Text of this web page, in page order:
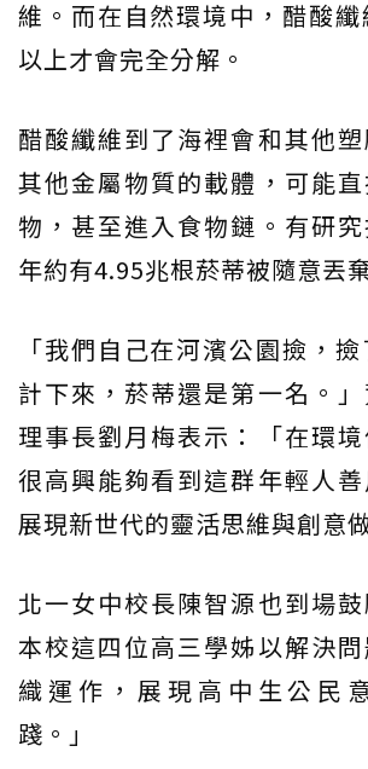
維。而在自然環境中，醋酸
以上才會完全分解。
醋酸纖維到了海裡會和其他
其他金屬物質的載體，可能
物，甚至進入食物鏈。有研
年約有4.95兆根菸蒂被隨意丟
「我們自己在河濱公園撿，
計下來，菸蒂還是第一名。
理事長劉月梅表示：「在環境
很高興能夠看到這群年輕人善
展現新世代的靈活思維與創意做
北一女中校長陳智源也到場
本校這四位高三學姊以解決
織運作，展現高中生公民
踐。」